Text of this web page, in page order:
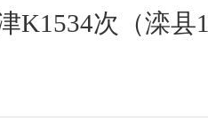
K1534次（滦县